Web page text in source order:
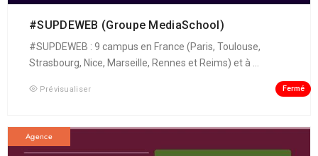
#SUPDEWEB (Groupe MediaSchool)
#SUPDEWEB : 9 campus en France (Paris, Toulouse,
Strasbourg, Nice, Marseille, Rennes et Reims) et à ...
Prévisualiser Fermé
Agence